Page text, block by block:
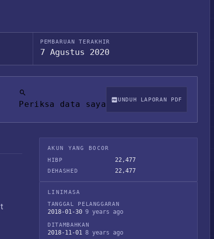
PEMBARUAN TERAKHIR
7 Agustus 2020
Periksa data saya UNDUH LAPORAN PDF
AKUN YANG BOCOR
HIBP
22,477
DEHASHED 22,477
LINIMASA
TANGGAL PELANGGARAN
2018-01-30 9 years ago
DITAMBAHKAN
2018-11-01 8 years ago